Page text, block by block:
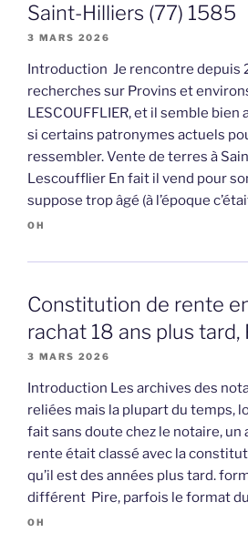
Saint-Hilliers (77) 1585
3 MARS 2026
Introduction Je rencontre depuis
recherches sur Provins et
LESCOUFFLIER, et il semble bien
si certains patronymes actuels
ressembler. Vente de terres à
Lescoufflier En fait il vend pour
suppose trop âgé (à l’époque
OH
Constitution de rente
rachat 18 ans plus
3 MARS 2026
Introduction Les archives des
reliées mais la plupart du temps,
fait sans doute chez le notaire, un
rente était classé avec la
qu’il est des années plus tard.
différent Pire, parfois le format
OH